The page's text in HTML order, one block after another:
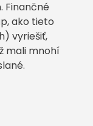
Finančné
ako tieto
vyriešiť,
mali mnohí